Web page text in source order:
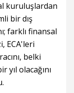
kuruluşlardan
bir dış
farklı finansal
ECA'leri
belki
yıl olacağını